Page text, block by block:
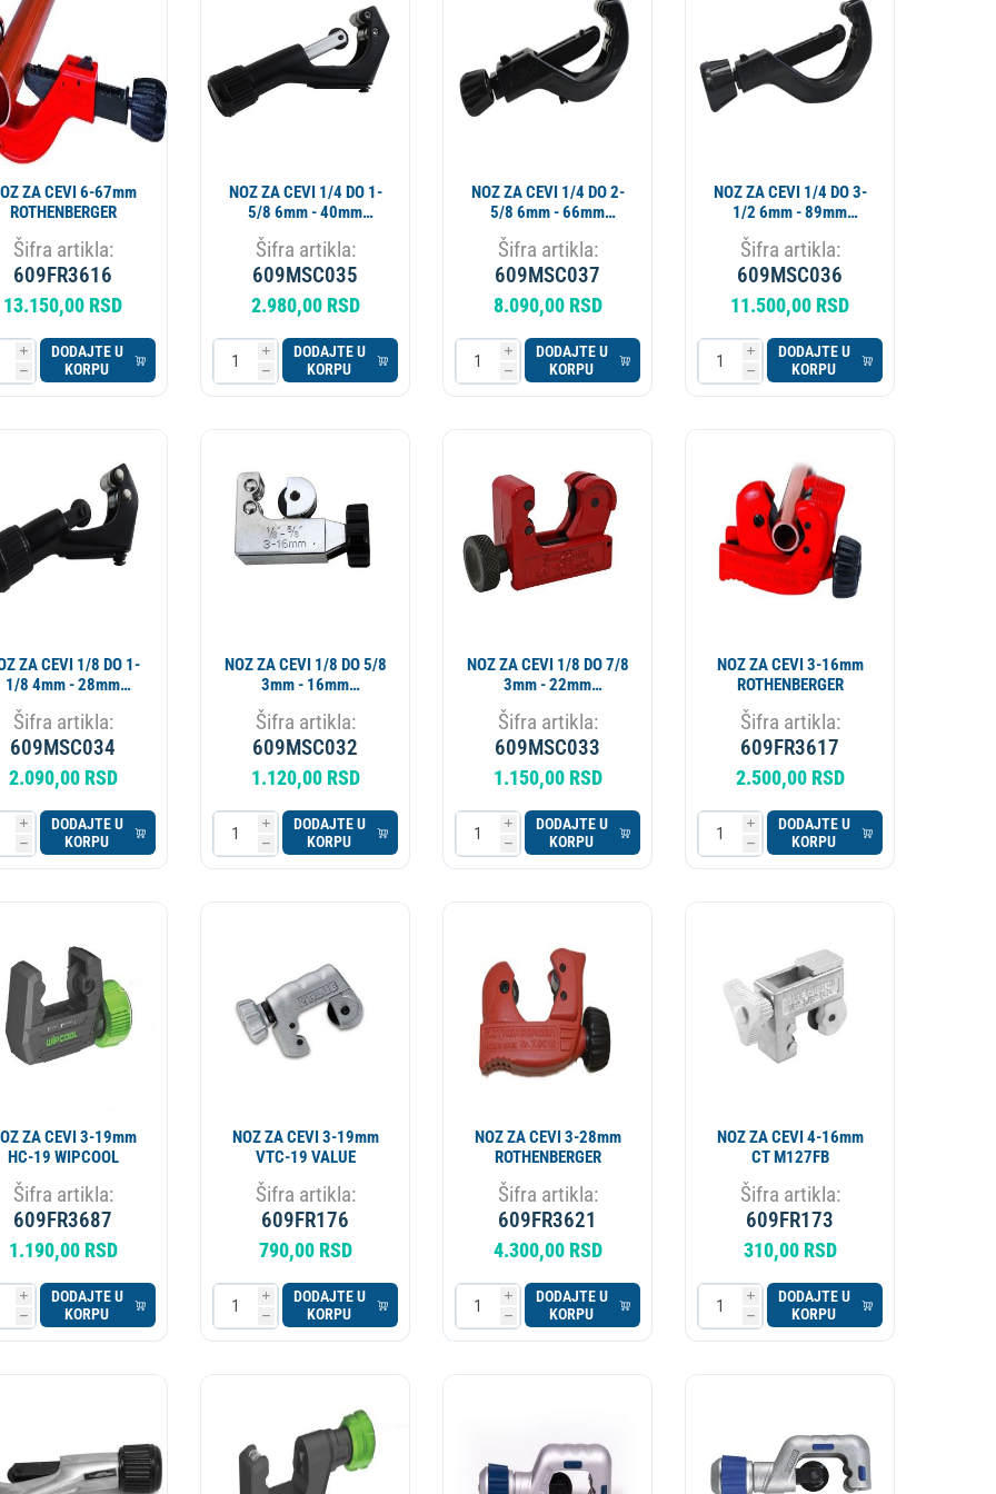
MIKROTALASNA
PECNICA
PLINSKI UREDJAJ
KUCNI LEDOMAT
ZA CEVI 6-67mm
ROTHENBERGER
Šifra artikla:
609FR3616
13.150,00 RSD
i
h
DODAJTE U
KORPU
NOZ ZA CEVI 1/4 DO 1-
5/8 6mm - 40mm
MASTERCOOL
Šifra artikla:
609MSC035
2.980,00 RSD
i
h
DODAJTE U
KORPU
NOZ ZA CEVI 1/4 DO 2-
5/8 6mm - 66mm
MASTERCOOL
Šifra artikla:
609MSC037
8.090,00 RSD
i
h
DODAJTE U
KORPU
NOZ ZA CEVI 1/4 DO 3-
1/2 6mm - 89mm
MASTERCOOL
Šifra artikla:
609MSC036
11.500,00 RSD
i
h
DODAJTE U
KORPU
ZA CEVI 1/8 DO 1-
1/8 4mm - 28mm
MASTERCOOL
Šifra artikla:
609MSC034
2.090,00 RSD
i
h
DODAJTE U
KORPU
NOZ ZA CEVI 1/8 DO 5/8
3mm - 16mm
MASTERCOOL
Šifra artikla:
609MSC032
1.120,00 RSD
i
h
DODAJTE U
KORPU
NOZ ZA CEVI 1/8 DO 7/8
3mm - 22mm
MASTERCOOL
Šifra artikla:
609MSC033
1.150,00 RSD
i
h
DODAJTE U
KORPU
NOZ ZA CEVI 3-16mm
ROTHENBERGER
Šifra artikla:
609FR3617
2.500,00 RSD
i
h
DODAJTE U
KORPU
ZA CEVI 3-19mm
HC-19 WIPCOOL
Šifra artikla:
609FR3687
1.190,00 RSD
i
h
DODAJTE U
KORPU
NOZ ZA CEVI 3-19mm
VTC-19 VALUE
Šifra artikla:
609FR176
790,00 RSD
i
h
DODAJTE U
KORPU
NOZ ZA CEVI 3-28mm
ROTHENBERGER
Šifra artikla:
609FR3621
4.300,00 RSD
i
h
DODAJTE U
KORPU
NOZ ZA CEVI 4-16mm
CT M127FB
Šifra artikla:
609FR173
310,00 RSD
i
h
DODAJTE U
KORPU